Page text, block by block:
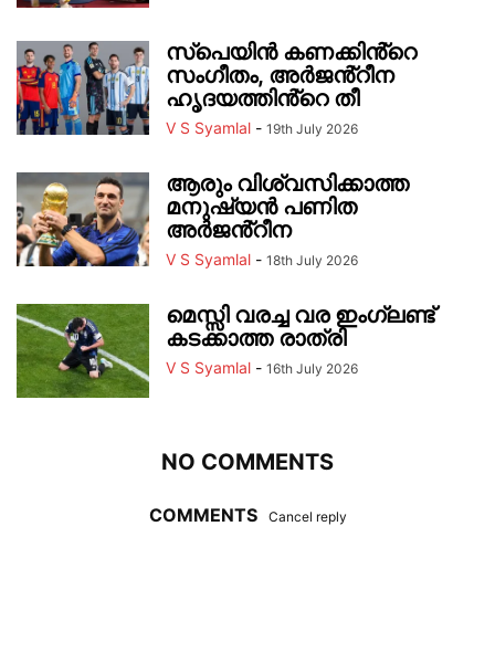
സ്പെയിൻ കണക്കിൻ്റെ
സംഗീതം, അർജൻ്റീന
ഹൃദയത്തിൻ്റെ തീ
V S Syamlal - 19th July 2026
ആരും വിശ്വസിക്കാത്ത
മനുഷ്യൻ പണിത
അർജൻ്റീന
V S Syamlal - 18th July 2026
മെസ്സി വരച്ച വര ഇംഗ്ലണ്ട്
കടക്കാത്ത രാത്രി
V S Syamlal - 16th July 2026
NO COMMENTS
COMMENTS Cancel reply